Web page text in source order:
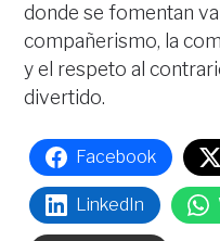
donde se fomentan
compañerismo, la
y el respeto al
divertido.
Facebook
LinkedIn